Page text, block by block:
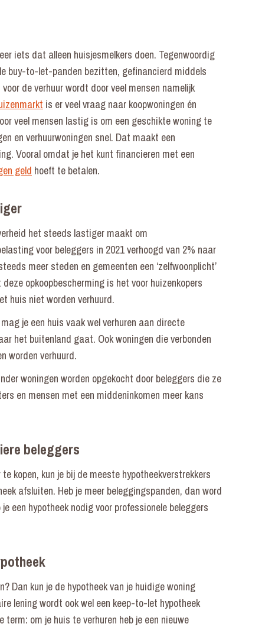
iets dat alleen huisjesmelkers doen. Tegenwoordig
buy-to-let-panden bezitten, gefinancierd middels
de verhuur wordt door veel mensen namelijk
is er veel vraag naar koopwoningen én
veel mensen lastig is om een geschikte woning te
en verhuurwoningen snel. Dat maakt een
Vooral omdat je het kunt financieren met een
geld hoeft te betalen.
het steeds lastiger maakt om
voor beleggers in 2021 verhoogd van 2% naar
meer steden en gemeenten een ‘zelfwoonplicht’
opkoopbescherming is het voor huizenkopers
huis niet worden verhuurd.
je een huis vaak wel verhuren aan directe
het buitenland gaat. Ook woningen die verbonden
worden verhuurd.
woningen worden opgekocht door beleggers die ze
en mensen met een middeninkomen meer kans
beleggers
kopen, kun je bij de meeste hypotheekverstrekkers
afsluiten. Heb je meer beleggingspanden, dan word
een hypotheek nodig voor professionele beleggers
Dan kun je de hypotheek van je huidige woning
lening wordt ook wel een keep-to-let hypotheek
om je huis te verhuren heb je een nieuwe